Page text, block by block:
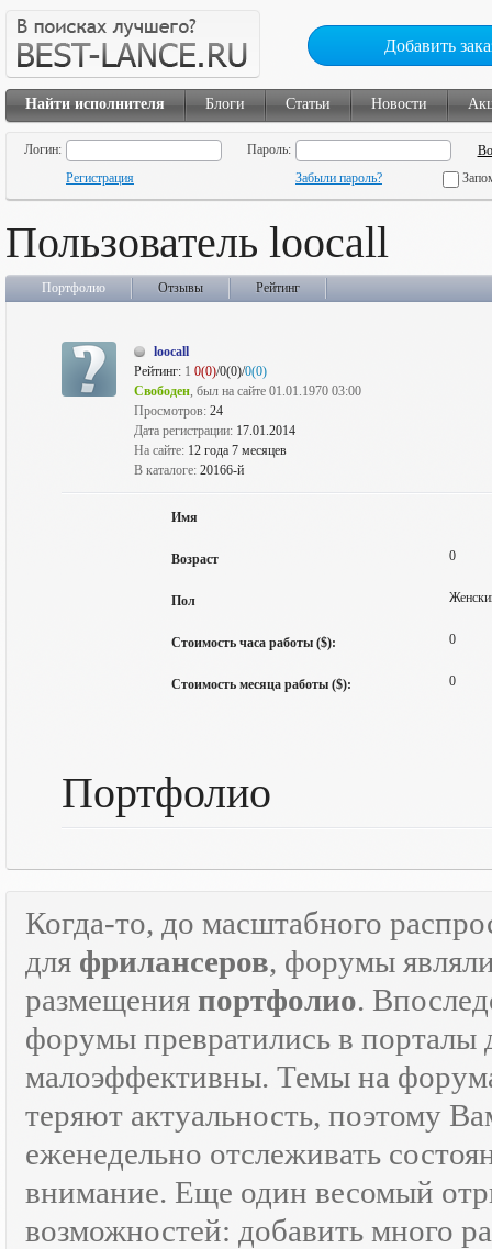
Добавить
Найти исполнителя Блоги Статьи Новости
Логин:
Пароль:
Регистрация
Забыли пароль?
Пользователь loocall
Портфолио Отзывы Рейтинг
loocall
Рейтинг: 1 0(0)/0(0)/0(0)
Свободен, был на сайте 01.01.1970 03:00
Просмотров: 24
Дата регистрации: 17.01.2014
На сайте: 12 года 7 месяцев
В каталоге: 20166-й
Имя
Возраст 0
Пол
Стоимость часа работы ($): 0
Стоимость месяца работы ($): 0
Портфолио
Когда-то, до масштабного
для фрилансеров, форумы
размещения портфолио.
форумы превратились в
малоэффективны. Темы на
теряют актуальность, поэтому
еженедельно отслеживать
внимание. Еще один весомый
возможностей: добавить много